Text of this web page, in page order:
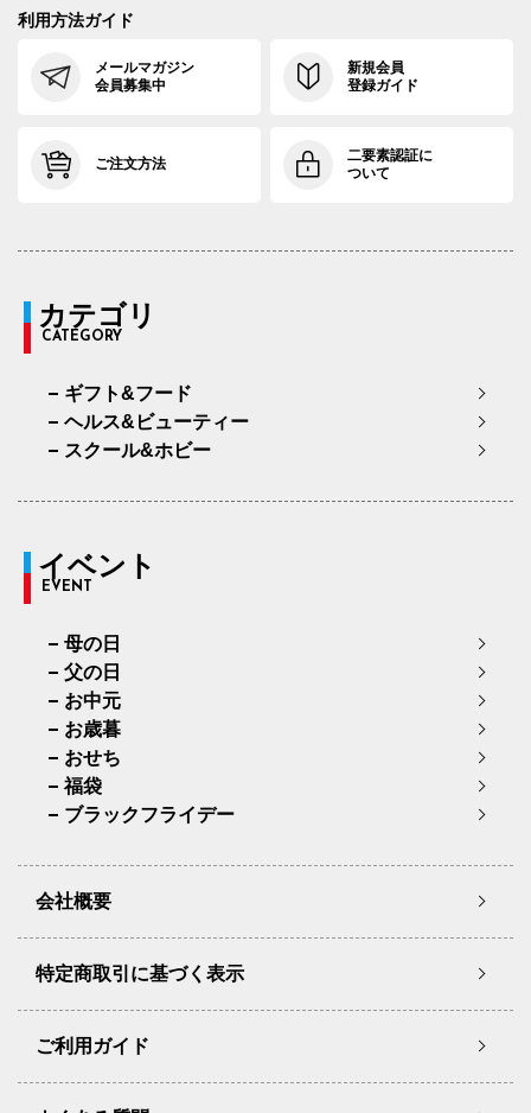
利用方法ガイド
メールマガジン
会員募集中
新規会員
登録ガイド
ご注文方法
二要素認証に
ついて
カテゴリ
CATEGORY
ギフト&フード
ヘルス&ビューティー
スクール&ホビー
イベント
EVENT
母の日
父の日
お中元
お歳暮
おせち
福袋
ブラックフライデー
会社概要
特定商取引に基づく表示
ご利用ガイド